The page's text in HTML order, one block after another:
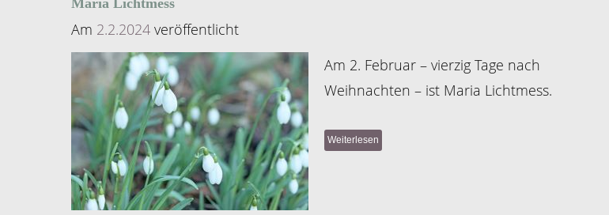
Maria Lichtmess
Am 2.2.2024 veröffentlicht
Am 2. Februar – vierzig Tage nach
Weihnachten – ist Maria Lichtmess.
Weiterlesen